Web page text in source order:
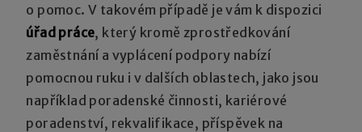
o pomoc. V takovém případě je vám k dispozici
úřad práce, který kromě zprostředkování
zaměstnání a vyplácení podpory nabízí
pomocnou ruku i v dalších oblastech, jako jsou
například poradenské činnosti, kariérové
poradenství, rekvalifikace, příspěvek na